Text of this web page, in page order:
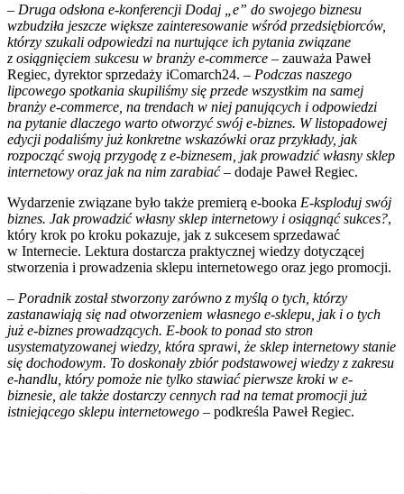
– Druga odsłona e-konferencji Dodaj „e” do swojego biznesu
wzbudziła jeszcze większe zainteresowanie wśród przedsiębiorców,
którzy szukali odpowiedzi na nurtujące ich pytania związane
z osiągnięciem sukcesu w branży e-commerce – zauważa Paweł
Regiec, dyrektor sprzedaży iComarch24. – Podczas naszego
lipcowego spotkania skupiliśmy się przede wszystkim na samej
branży e-commerce, na trendach w niej panujących i odpowiedzi
na pytanie dlaczego warto otworzyć swój e-biznes. W listopadowej
edycji podaliśmy już konkretne wskazówki oraz przykłady, jak
rozpocząć swoją przygodę z e-biznesem, jak prowadzić własny sklep
internetowy oraz jak na nim zarabiać– dodaje Paweł Regiec.
Wydarzenie związane było także premierą e-booka E-ksploduj swój
biznes. Jak prowadzić własny sklep internetowy i osiągnąć sukces?,
który krok po kroku pokazuje, jak z sukcesem sprzedawać
w Internecie. Lektura dostarcza praktycznej wiedzy dotyczącej
stworzenia i prowadzenia sklepu internetowego oraz jego promocji.
– Poradnik został stworzony zarówno z myślą o tych, którzy
zastanawiają się nad otworzeniem własnego e-sklepu, jak i o tych
już e-biznes prowadzących. E-book to ponad sto stron
usystematyzowanej wiedzy, która sprawi, że sklep internetowy stanie
się dochodowym. To doskonały zbiór podstawowej wiedzy z zakresu
e-handlu, który pomoże nie tylko stawiać pierwsze kroki w e-
biznesie, ale także dostarczy cennych rad na temat promocji już
istniejącego sklepu internetowego – podkreśla Paweł Regiec.